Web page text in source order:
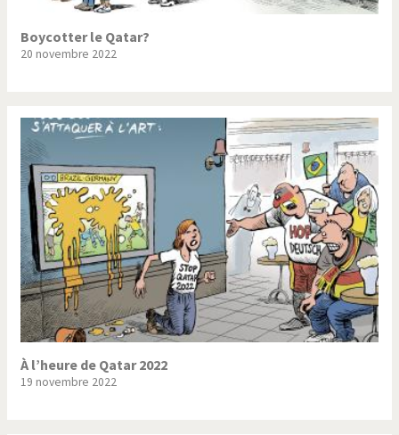
Boycotter le Qatar?
20 novembre 2022
À l’heure de Qatar 2022
19 novembre 2022